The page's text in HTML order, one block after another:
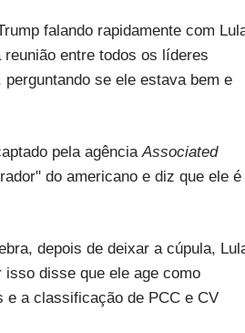
falando rapidamente com
entre todos os líderes
se ele estava bem e
pela agênciaAssociated
do americano e diz que ele é
depois de deixar a cúpula,
disse que ele age como
e a classificação de PCC e CV